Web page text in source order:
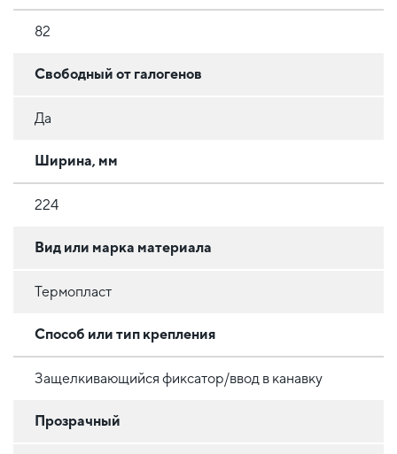
82
Свободный от галогенов
Да
Ширина, мм
224
Вид или марка материала
Термопласт
Способ или тип крепления
Защелкивающийся фиксатор/ввод в канавку
Прозрачный